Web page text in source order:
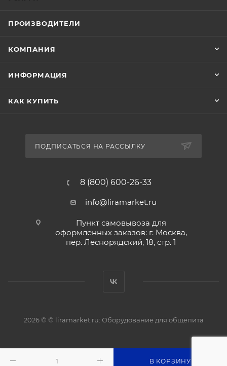
В КОРЗИНУ
ПРОИЗВОДИТЕЛИ
КОМПАНИЯ
ИНФОРМАЦИЯ
КАК КУПИТЬ
ПОДПИСАТЬСЯ НА РАССЫЛКУ
8 (800) 600-26-33
info@liramarket.ru
Пункт самовывоза для
оформленных заказов: г. Москва,
пер. Леснорядский, 18, стр. 1
2026 © © liramarket.ru: Оборудование для общепита